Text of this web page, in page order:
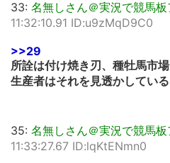
33: 名無しさん＠実況で競馬板
11:32:10.91 ID:u9zMqD9C0
>>29
所詮は付け焼き刃、種牡馬市
生産者はそれを見透かしている
35: 名無しさん＠実況で競馬板
11:33:27.67 ID:lqKtENmn0